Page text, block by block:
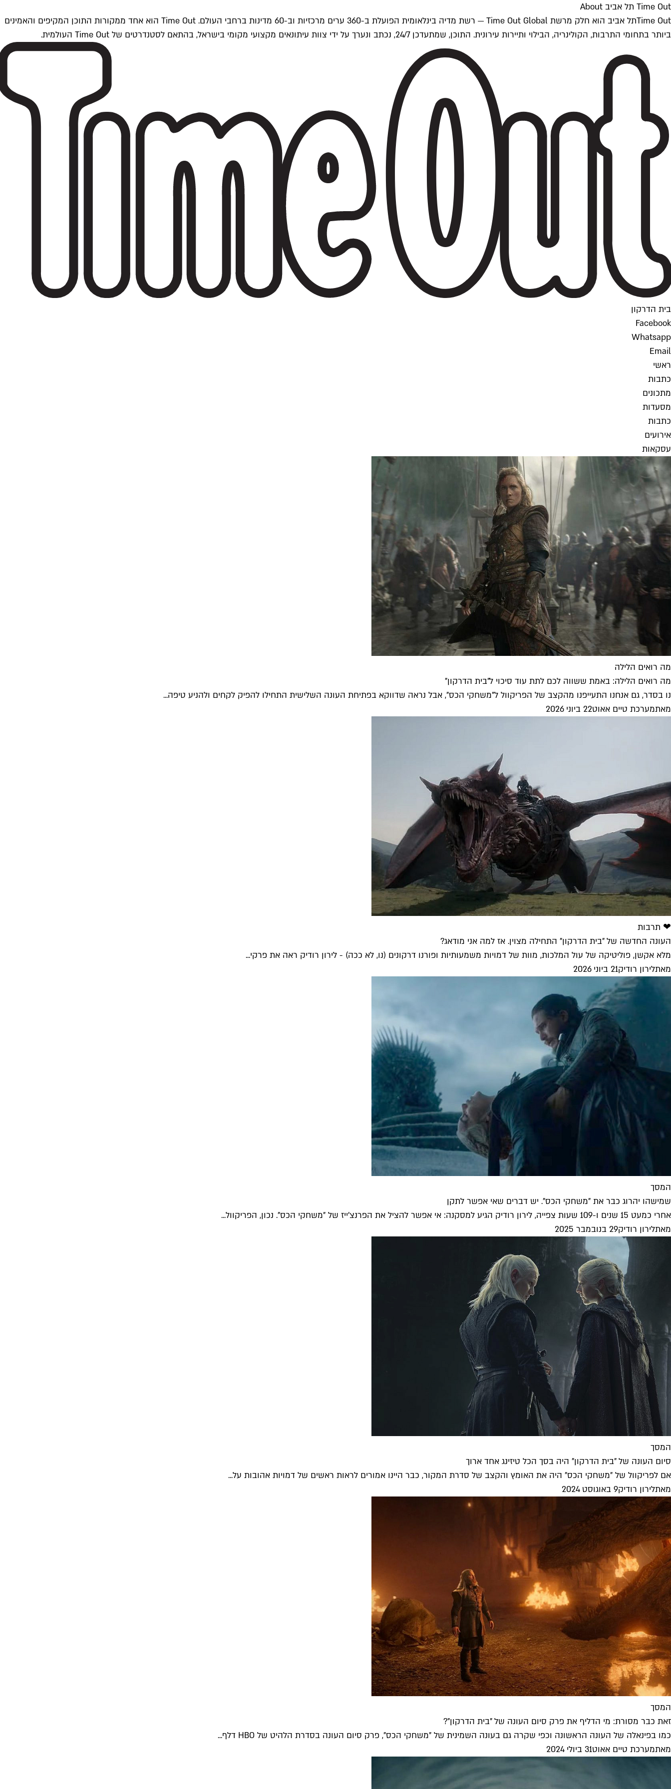
Time Out תל אביב About
Time Outתל אביב הוא חלק מרשת Time Out Global — רשת מדיה בינלאומית הפועלת ב-360 ערים מרכזיות וב-60 מדינות ברחבי העולם. Time Out הוא אחד ממקורות התוכן המקיפים והאמינים
ביותר בתחומי התרבות, הקולינריה, הבילוי ותיירות עירונית. התוכן, שמתעדכן 24/7, נכתב ונערך על ידי צוות עיתונאים מקצועי מקומי בישראל, בהתאם לסטנדרטים של Time Out העולמית.
בית הדרקון
Facebook
Whatsapp
Email
ראשי
כתבות
מתכונים
מסעדות
כתבות
אירועים
עסקאות
מה רואים הלילה
מה רואים הלילה: באמת ששווה לכם לתת עוד סיכוי ל"בית הדרקון"
נו בסדר, גם אנחנו התעייפנו מהקצב של הפריקוול ל"משחקי הכס", אבל נראה שדווקא בפתיחת העונה השלישית התחילו להפיק לקחים ולהניע טיפה...
מאתמערכת טיים אאוט22 ביוני 2026
❤ תרבות
העונה החדשה של "בית הדרקון" התחילה מצוין. אז למה אני מודאג?
מלא אקשן, פוליטיקה של עול המלכות, מוות של דמויות משמעותיות ופורנו דרקונים (נו, לא ככה) - לירון רודיק ראה את פרקי...
מאתלירון רודיק21 ביוני 2026
המסך
שמישהו יהרוג כבר את "משחקי הכס". יש דברים שאי אפשר לתקן
אחרי כמעט 15 שנים ו-109 שעות צפייה, לירון רודיק הגיע למסקנה: אי אפשר להציל את הפרנצ'ייז של "משחקי הכס". נכון, הפריקוול...
מאתלירון רודיק29 בנובמבר 2025
המסך
סיום העונה של "בית הדרקון" היה בסך הכל טיזינג אחד ארוך
אם לפריקוול של "משחקי הכס" היה את האומץ והקצב של סדרת המקור, כבר היינו אמורים לראות ראשים של דמויות אהובות על...
מאתלירון רודיק9 באוגוסט 2024
המסך
זאת כבר מסורת: מי הדליף את פרק סיום העונה של "בית הדרקון"?
כמו בפינאלה של העונה הראשונה וכפי שקרה גם בעונה השמינית של "משחקי הכס", פרק סיום העונה בסדרת הלהיט של HBO דלף...
מאתמערכת טיים אאוט31 ביולי 2024